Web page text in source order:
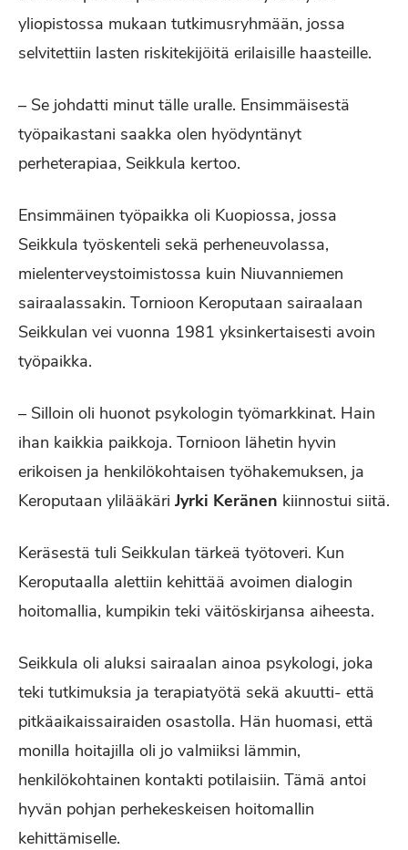
yliopistossa mukaan tutkimusryhmään, jossa
selvitettiin lasten riskitekijöitä erilaisille haasteille.
– Se johdatti minut tälle uralle. Ensimmäisestä
työpaikastani saakka olen hyödyntänyt
perheterapiaa, Seikkula kertoo.
Ensimmäinen työpaikka oli Kuopiossa, jossa
Seikkula työskenteli sekä perheneuvolassa,
mielenterveystoimistossa kuin Niuvanniemen
sairaalassakin. Tornioon Keroputaan sairaalaan
Seikkulan vei vuonna 1981 yksinkertaisesti avoin
työpaikka.
– Silloin oli huonot psykologin työmarkkinat. Hain
ihan kaikkia paikkoja. Tornioon lähetin hyvin
erikoisen ja henkilökohtaisen työhakemuksen, ja
Keroputaan ylilääkäri Jyrki Keränen kiinnostui siitä.
Keräsestä tuli Seikkulan tärkeä työtoveri. Kun
Keroputaalla alettiin kehittää avoimen dialogin
hoitomallia, kumpikin teki väitöskirjansa aiheesta.
Seikkula oli aluksi sairaalan ainoa psykologi, joka
teki tutkimuksia ja terapiatyötä sekä akuutti- että
pitkäaikaissairaiden osastolla. Hän huomasi, että
monilla hoitajilla oli jo valmiiksi lämmin,
henkilökohtainen kontakti potilaisiin. Tämä antoi
hyvän pohjan perhekeskeisen hoitomallin
kehittämiselle.